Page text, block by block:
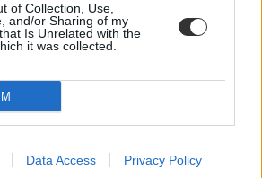
of Collection, Use,
and/or Sharing of my
Is Unrelated with the
it was collected.
Data Access Privacy Policy